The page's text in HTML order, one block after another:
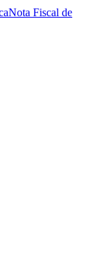
Nota Fiscal de